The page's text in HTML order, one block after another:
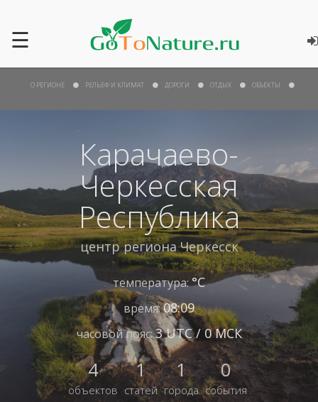
☰
Карачаево-
Черкесская
Республика
центр регионаЧеркесск
температура:°С
время:08:09
часовой пояс:3 UTC / 0 МСК
4
объектов
1
статей
1
города
0
события
О РЕГИОНЕ РЕЛЬЕФ И КЛИМАТ ДОРОГИ ОТДЫХ ОБЪЕКТЫ